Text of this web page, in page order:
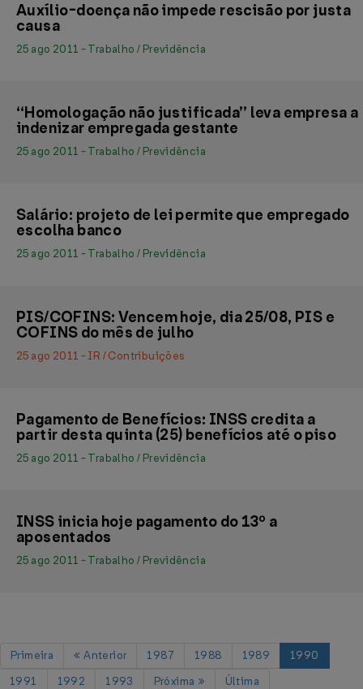
Auxílio-doença não impede rescisão por justa
causa
25 ago 2011 - Trabalho / Previdência
“Homologação não justificada” leva empresa a
indenizar empregada gestante
25 ago 2011 - Trabalho / Previdência
Salário: projeto de lei permite que empregado
escolha banco
25 ago 2011 - Trabalho / Previdência
PIS/COFINS: Vencem hoje, dia 25/08, PIS e
COFINS do mês de julho
25 ago 2011 - IR / Contribuições
Pagamento de Benefícios: INSS credita a
partir desta quinta (25) benefícios até o piso
25 ago 2011 - Trabalho / Previdência
INSS inicia hoje pagamento do 13º a
aposentados
25 ago 2011 - Trabalho / Previdência
Primeira Anterior 1987 1988 1989
1990
1991
1992 1993 Próxima Última